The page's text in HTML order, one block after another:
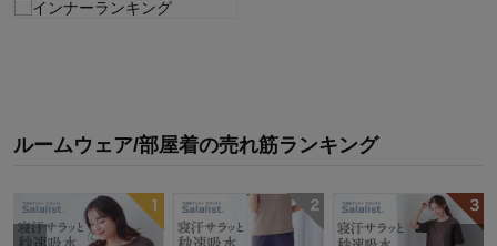
ルームウェア/部屋着の売れ筋ランキング